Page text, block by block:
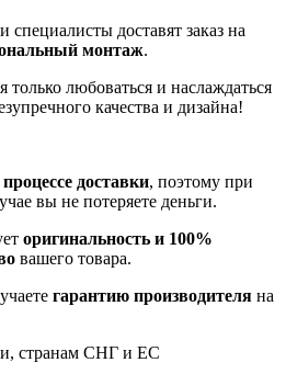
доставят заказ на
монтаж.
только любоваться и наслаждаться
качества и дизайна!
доставки, поэтому при
вы не потеряете деньги.
оригинальность и 100%
вашего товара.
гарантию производителя на
странам СНГ и ЕС